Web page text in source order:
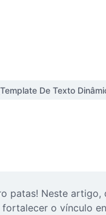
Template De Texto
patas! Neste artigo,
o vínculo